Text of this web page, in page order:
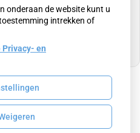
gegeven voor
is om dit te zien.
wijzigen
onderaan de website kunt u
intrekken of
Privacy- en